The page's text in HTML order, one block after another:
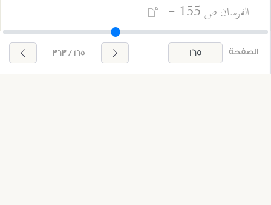
الفرسان ص 155 =
الصفحة 165 / 363